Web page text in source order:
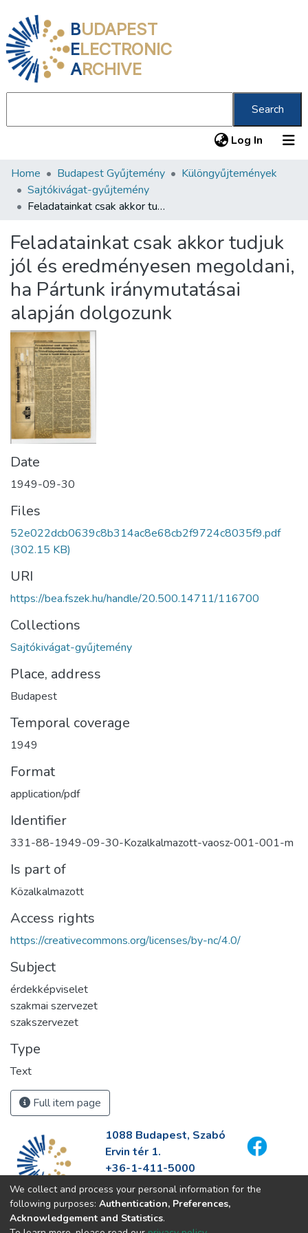
BUDAPEST
ELECTRONIC
ARCHIVE
Search
Log In (current)
Communities & Collections
All of DSpace
About us
Home Budapest Gyűjtemény
Különgyűjtemények
Sajtókivágat-gyűjtemény
Feladatainkat csak akkor tudjuk jól és eredményesen megoldani, ha Pártunk iránymutatásai alapján dolgozunk
Feladatainkat csak akkor tudjuk
jól és eredményesen megoldani,
ha Pártunk iránymutatásai
alapján dolgozunk
Date
1949-09-30
Files
52e022dcb0639c8b314ac8e68cb2f9724c8035f9.pdf
(302.15 KB)
URI
https://bea.fszek.hu/handle/20.500.14711/116700
Collections
Sajtókivágat-gyűjtemény
Place, address
Budapest
Temporal coverage
1949
Format
application/pdf
Identifier
331-88-1949-09-30-Kozalkalmazott-vaosz-001-001-m
Is part of
Közalkalmazott
Access rights
https://creativecommons.org/licenses/by-nc/4.0/
Subject
érdekképviselet
szakmai szervezet
szakszervezet
Type
Text
Full item page
1088 Budapest, Szabó
Ervin tér 1.
+36-1-411-5000
info@fszek.hu
https://fszek.hu
We collect and process your personal information for the
following purposes: Authentication, Preferences,
Acknowledgement and Statistics.